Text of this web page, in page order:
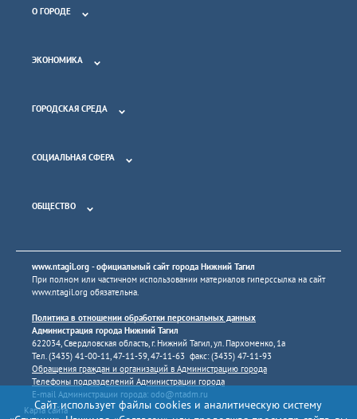
О ГОРОДЕ
ЭКОНОМИКА
ГОРОДСКАЯ СРЕДА
СОЦИАЛЬНАЯ СФЕРА
ОБЩЕСТВО
www.ntagil.org - официальный сайт города Нижний Тагил
При полном или частичном использовании материалов гиперссылка на сайт
www.ntagil.org обязательна.
Политика в отношении обработки персональных данных
Администрация города Нижний Тагил
622034, Свердловская область, г. Нижний Тагил, ул. Пархоменко, 1а
Тел. (3435) 41-00-11, 47-11-59, 47-11-63 факс: (3435) 47-11-93
Обращения граждан и организаций в Администрацию города
Телефоны подразделений Администрации города
E-mail Администрации города: odo@ntadm.ru
Карта сайта
Сайт использует файлы cookies и аналитическую систему